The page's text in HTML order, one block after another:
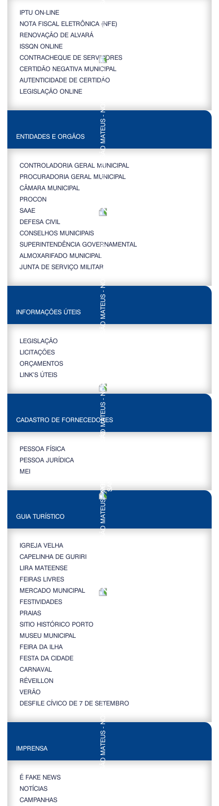
IPTU ON-LINE
NOTA FISCAL ELETRÔNICA (NFE)
RENOVAÇÃO DE ALVARÁ
ISSQN ONLINE
CONTRACHEQUE DE SERVIDORES
CERTIDÃO NEGATIVA MUNICIPAL
AUTENTICIDADE DE CERTIDÃO
LEGISLAÇÃO ONLINE
ENTIDADES E ORGÃOS
CONTROLADORIA GERAL MUNICIPAL
PROCURADORIA GERAL MUNICIPAL
CÂMARA MUNICIPAL
PROCON
SAAE
DEFESA CIVIL
CONSELHOS MUNICIPAIS
SUPERINTENDÊNCIA GOVERNAMENTAL
ALMOXARIFADO MUNICIPAL
JUNTA DE SERVIÇO MILITAR
INFORMAÇÕES ÚTEIS
LEGISLAÇÃO
LICITAÇÕES
ORÇAMENTOS
LINK’S ÚTEIS
CADASTRO DE FORNECEDORES
PESSOA FÍSICA
PESSOA JURÍDICA
MEI
GUIA TURÍSTICO
IGREJA VELHA
CAPELINHA DE GURIRI
LIRA MATEENSE
FEIRAS LIVRES
MERCADO MUNICIPAL
FESTIVIDADES
PRAIAS
SITIO HISTÓRICO PORTO
MUSEU MUNICIPAL
FEIRA DA ILHA
FESTA DA CIDADE
CARNAVAL
RÉVEILLON
VERÃO
DESFILE CÍVICO DE 7 DE SETEMBRO
IMPRENSA
É FAKE NEWS
NOTÍCIAS
CAMPANHAS